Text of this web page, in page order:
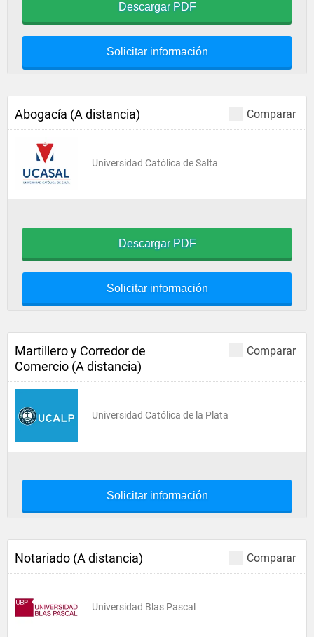
Descargar PDF
Solicitar información
Comparar
Abogacía (A distancia)
Universidad Católica de Salta
Descargar PDF
Solicitar información
Comparar
Martillero y Corredor de
Comercio (A distancia)
Universidad Católica de la Plata
Solicitar información
Comparar
Notariado (A distancia)
Universidad Blas Pascal